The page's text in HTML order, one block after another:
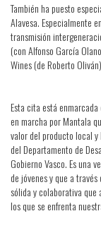
También ha puesto
Alavesa. Especialmente
transmisión
(con Alfonso García
Wines (de Roberto
Esta cita está
en marcha por Mantala
valor del producto local
del Departamento de
Gobierno Vasco. Es una
de jóvenes y que a
sólida y colaborativa que
los que se enfrenta